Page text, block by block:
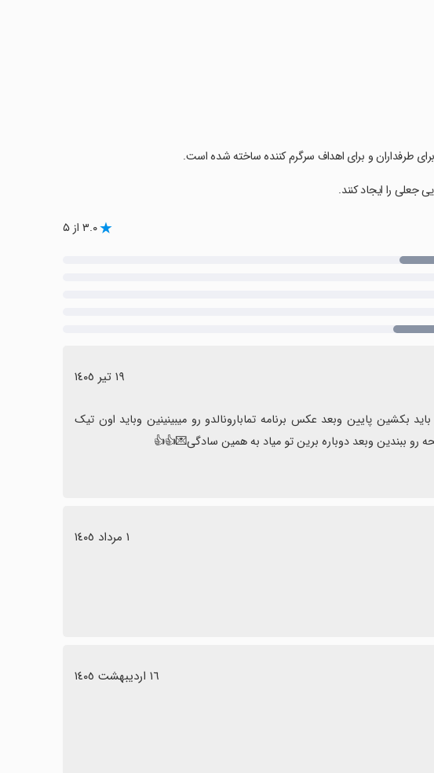
طرفداران و برای اهداف سرگرم کننده ساخته شده است.
جعلی را ایجاد کنند.
۳.۰ از ۵
١٩ تیر ١٤٠٥
رو ببندین وبعد دوباره برین تو میاد به همین سادگی💌👍👍
١ مرداد ١٤٠٥
١٦ اردیبهشت ١٤٠٥